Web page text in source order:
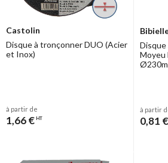
Castolin
Disque à tronçonner DUO (Acier
et Inox)
à partir de
1,66 € HT
Moyeu
à partir
0,81 €